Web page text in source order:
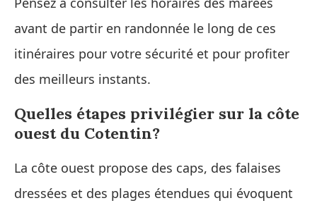
avant de partir en randonnée le long de ces
itinéraires pour votre sécurité et pour profiter
des meilleurs instants.
Quelles étapes privilégier sur la côte
ouest du Cotentin?
La côte ouest propose des caps, des falaises
dressées et des plages étendues qui évoquent